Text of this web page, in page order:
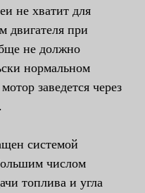
не хватит для
двигателя при
не должно
нормальном
заведется через
системой
числом
топлива и угла